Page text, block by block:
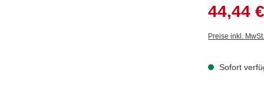
44,44
Preise inkl.
Sofort